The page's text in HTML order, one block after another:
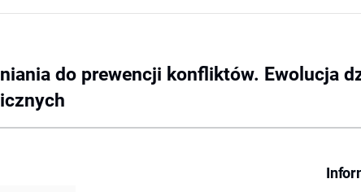
do prewencji konfliktów. Ewolucja